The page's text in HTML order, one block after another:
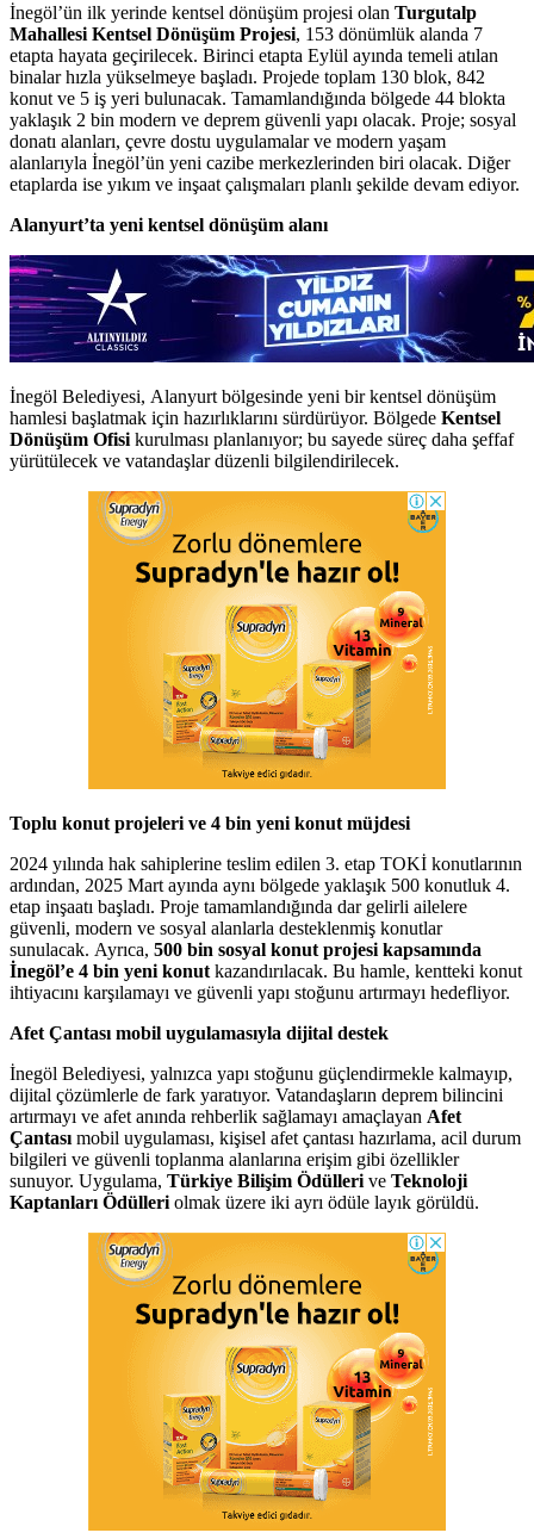
İnegöl’ün ilk yerinde kentsel dönüşüm projesi olan Turgutalp
Mahallesi Kentsel Dönüşüm Projesi, 153 dönümlük alanda 7
etapta hayata geçirilecek. Birinci etapta Eylül ayında temeli atılan
binalar hızla yükselmeye başladı. Projede toplam 130 blok, 842
konut ve 5 iş yeri bulunacak. Tamamlandığında bölgede 44 blokta
yaklaşık 2 bin modern ve deprem güvenli yapı olacak. Proje; sosyal
donatı alanları, çevre dostu uygulamalar ve modern yaşam
alanlarıyla İnegöl’ün yeni cazibe merkezlerinden biri olacak. Diğer
etaplarda ise yıkım ve inşaat çalışmaları planlı şekilde devam ediyor.
Alanyurt’ta yeni kentsel dönüşüm alanı
İnegöl Belediyesi, Alanyurt bölgesinde yeni bir kentsel dönüşüm
hamlesi başlatmak için hazırlıklarını sürdürüyor. Bölgede Kentsel
Dönüşüm Ofisi kurulması planlanıyor; bu sayede süreç daha şeffaf
yürütülecek ve vatandaşlar düzenli bilgilendirilecek.
Toplu konut projeleri ve 4 bin yeni konut müjdesi
2024 yılında hak sahiplerine teslim edilen 3. etap TOKİ konutlarının
ardından, 2025 Mart ayında aynı bölgede yaklaşık 500 konutluk 4.
etap inşaatı başladı. Proje tamamlandığında dar gelirli ailelere
güvenli, modern ve sosyal alanlarla desteklenmiş konutlar
sunulacak. Ayrıca, 500 bin sosyal konut projesi kapsamında
İnegöl’e 4 bin yeni konut kazandırılacak. Bu hamle, kentteki konut
ihtiyacını karşılamayı ve güvenli yapı stoğunu artırmayı hedefliyor.
Afet Çantası mobil uygulamasıyla dijital destek
İnegöl Belediyesi, yalnızca yapı stoğunu güçlendirmekle kalmayıp,
dijital çözümlerle de fark yaratıyor. Vatandaşların deprem bilincini
artırmayı ve afet anında rehberlik sağlamayı amaçlayan Afet
Çantası mobil uygulaması, kişisel afet çantası hazırlama, acil durum
bilgileri ve güvenli toplanma alanlarına erişim gibi özellikler
sunuyor. Uygulama, Türkiye Bilişim Ödülleri ve Teknoloji
Kaptanları Ödülleri olmak üzere iki ayrı ödüle layık görüldü.